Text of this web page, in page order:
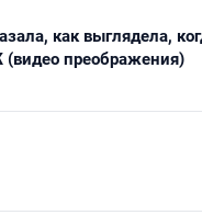
как выглядела,
(видео преображения)